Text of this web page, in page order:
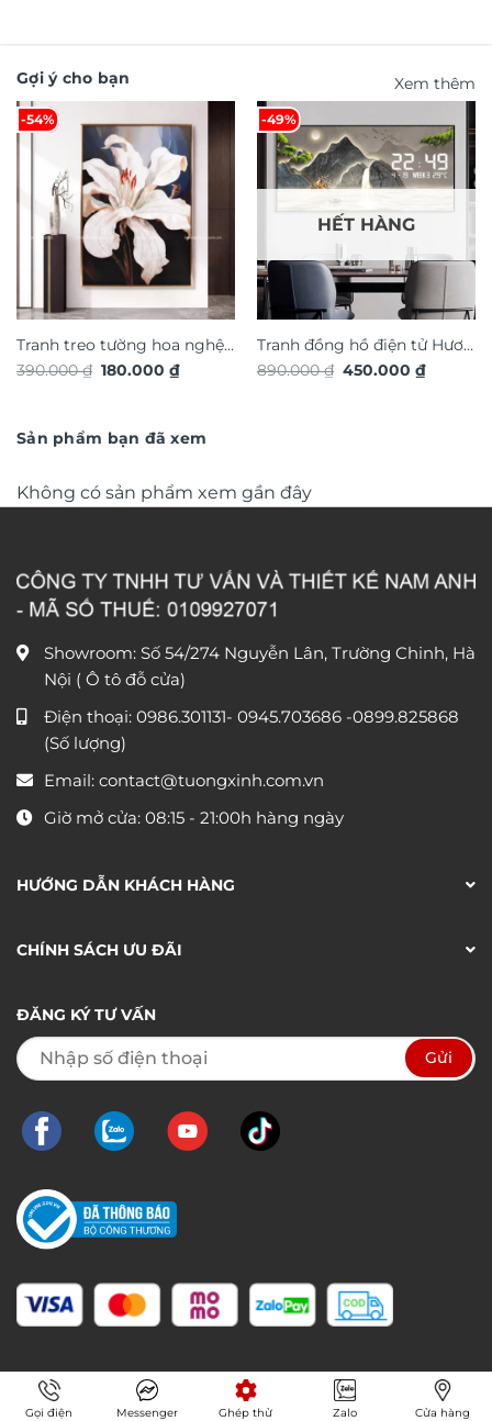
Gợi ý cho bạn Xem thêm
-54%
Tranh treo tường hoa nghệ
thuật TG4923S
390.000₫ Giá
180.000₫Giá
-49%
HẾT HÀNG
Tranh đồng hồ điện tử Hươu
Tài Lộc TG4916S
890.000₫ Giá
450.000₫Giá
Sản phẩm bạn đã xem
Không có sản phẩm xem gần đây
Showroom: Số 54/274 Nguyễn Lân, Trường Chinh, Hà
Nội ( Ô tô đỗ cửa)
Điện thoại: 0986.301131- 0945.703686 -0899.825868
(Số lượng)
Email: contact@tuongxinh.com.vn
Giờ mở cửa: 08:15 - 21:00h hàng ngày
HƯỚNG DẪN KHÁCH HÀNG
CHÍNH SÁCH ƯU ĐÃI
ĐĂNG KÝ TƯ VẤN
Gọi điện Messenger Ghép thử Zalo Cửa hàng